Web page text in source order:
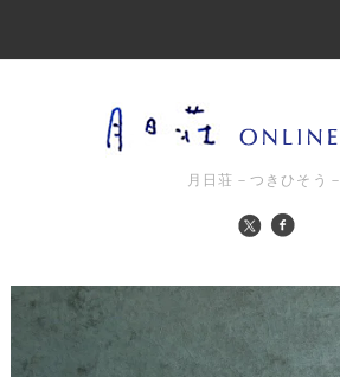
月日荘－つきひそう－